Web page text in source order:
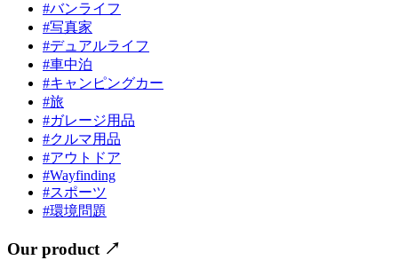
#バンライフ
#写真家
#デュアルライフ
#車中泊
#キャンピングカー
#旅
#ガレージ用品
#クルマ用品
#アウトドア
#Wayfinding
#スポーツ
#環境問題
Our product ↗